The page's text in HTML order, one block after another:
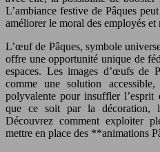
L’ambiance festive de Pâques
améliorer le moral des employés et
L’œuf de Pâques, symbole
offre une opportunité unique de
espaces. Les images d’œufs de
comme une solution
polyvalente pour insuffler l’esprit
que ce soit par la décoration,
Découvrez comment exploiter
mettre en place des **animations